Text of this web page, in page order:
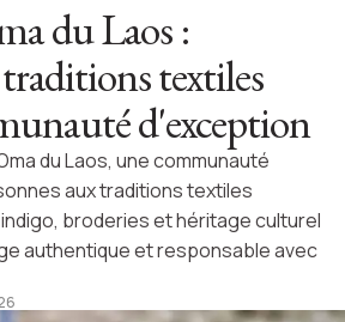
du Laos :
textiles
d'exception
du Laos, une communauté
aux traditions textiles
broderies et héritage culturel
authentique et responsable avec